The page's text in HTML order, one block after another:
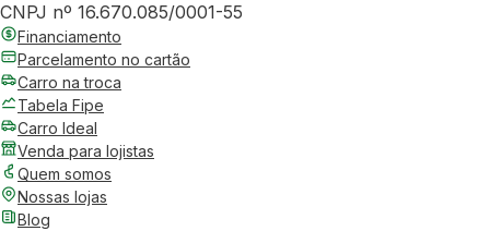
CNPJ nº 16.670.085/0001-55
Financiamento
Parcelamento no cartão
Carro na troca
Tabela Fipe
Carro Ideal
Venda para lojistas
Quem somos
Nossas lojas
Blog